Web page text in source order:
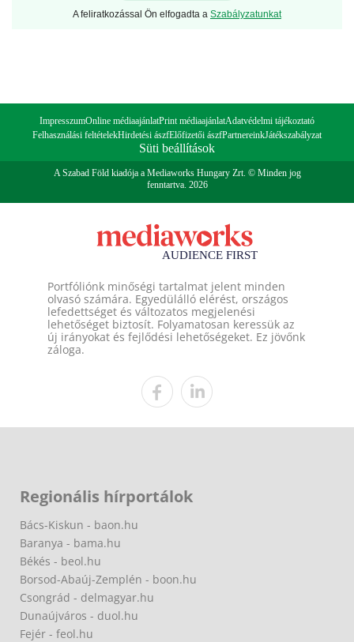
A feliratkozással Ön elfogadta a Szabályzatunkat
ImpresszumOnline médiaajánlatPrint médiaajánlatAdatvédelmi tájékoztató
Felhasználási feltételekHirdetési ászfElőfizetői ászfPartnereinkJátékszabályzat
Süti beállítások
A Szabad Föld kiadója a Mediaworks Hungary Zrt. © Minden jog
fenntartva. 2026
Portfóliónk minőségi tartalmat jelent minden
olvasó számára. Egyedülálló elérést, országos
lefedettséget és változatos megjelenési
lehetőséget biztosít. Folyamatosan keressük az
új irányokat és fejlődési lehetőségeket. Ez jövőnk
záloga.
Regionális hírportálok
Bács-Kiskun - baon.hu
Baranya - bama.hu
Békés - beol.hu
Borsod-Abaúj-Zemplén - boon.hu
Csongrád - delmagyar.hu
Dunaújváros - duol.hu
Fejér - feol.hu